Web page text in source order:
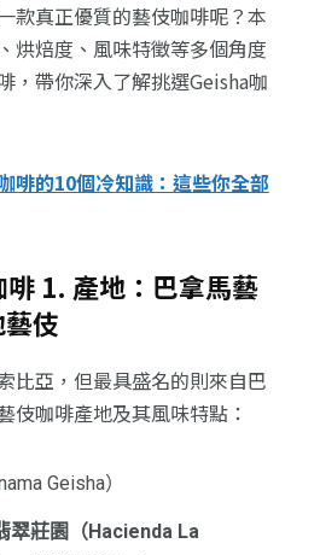
款真正優質的藝伎咖啡呢？本
烘焙度、風味特徵等多個角度
，帶你深入了解挑選Geisha咖
啡的10個冷知識：這些你全部
1. 產地：巴拿馬藝
伎
比亞，但最具盛名的則來自巴
伎咖啡產地及其風味特點：
Geisha）
翠莊園（Hacienda La